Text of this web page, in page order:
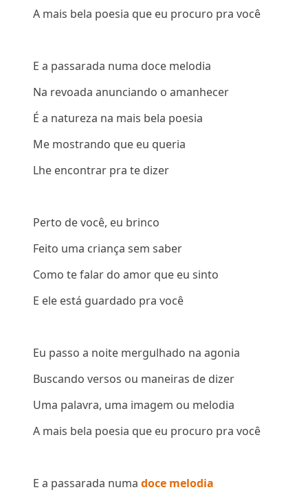
A mais bela poesia que eu procuro pra você
E a passarada numa doce melodia
Na revoada anunciando o amanhecer
É a natureza na mais bela poesia
Me mostrando que eu queria
Lhe encontrar pra te dizer
Perto de você, eu brinco
Feito uma criança sem saber
Como te falar do amor que eu sinto
E ele está guardado pra você
Eu passo a noite mergulhado na agonia
Buscando versos ou maneiras de dizer
Uma palavra, uma imagem ou melodia
A mais bela poesia que eu procuro pra você
E a passarada numadoce melodia